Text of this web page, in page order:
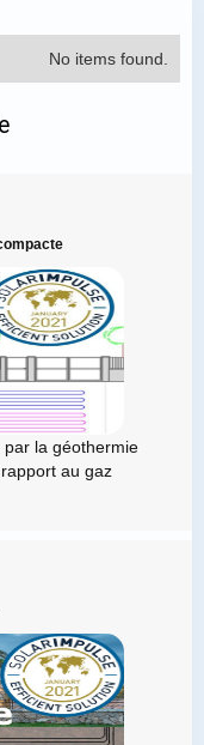
No items found.
la géothermie
au gaz